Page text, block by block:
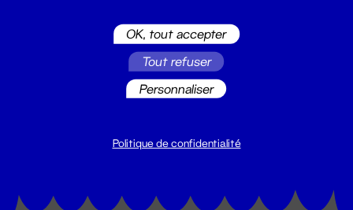
billetterie@leGrandT.fr
OK, tout accepter
Tout refuser
Personnaliser
Politique de confidentialité